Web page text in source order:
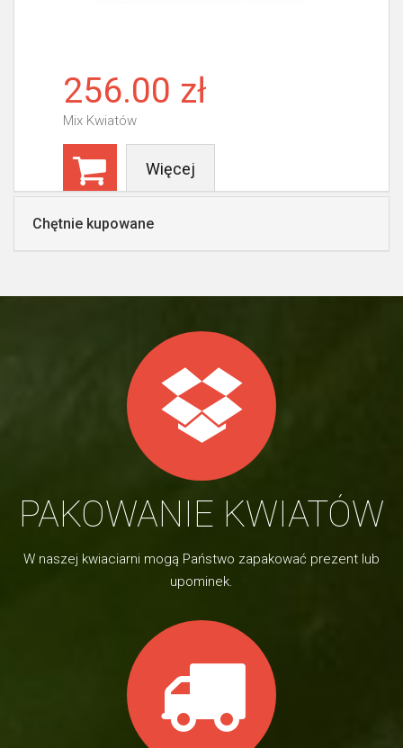
256.00 zł
Mix Kwiatów
Więcej
Chętnie kupowane
PAKOWANIE KWIATÓW
W naszej kwiaciarni mogą Państwo zapakować prezent lub
upominek.